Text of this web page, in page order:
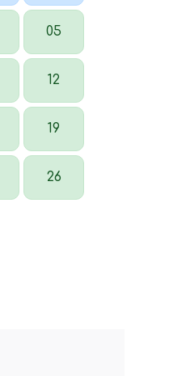
05
12
19
26